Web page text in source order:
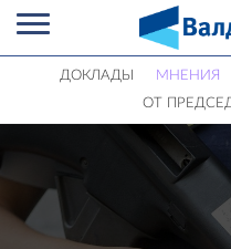
ДОКЛАДЫ МНЕНИЯ
ОТ